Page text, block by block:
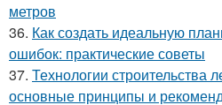
метров
36. Как создать идеальную
ошибок: практические советы
37. Технологии строительства
основные принципы и